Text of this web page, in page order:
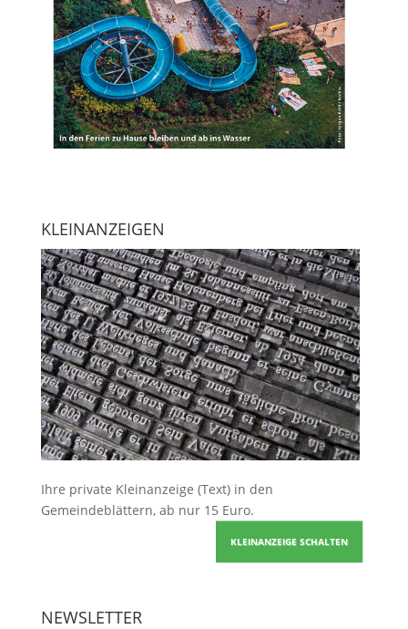
KLEINANZEIGEN
Ihre private Kleinanzeige (Text) in den
Gemeindeblättern, ab nur 15 Euro.
KLEINANZEIGE SCHALTEN
NEWSLETTER